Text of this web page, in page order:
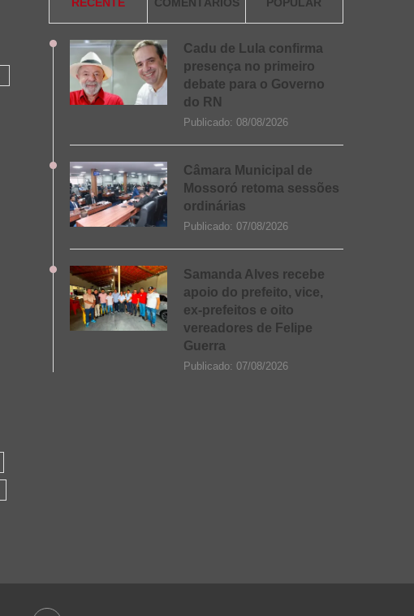
Cadu de Lula confirma
presença no primeiro
debate para o Governo
do RN
Publicado: 08/08/2026
Câmara Municipal de
Mossoró retoma sessões
ordinárias
Publicado: 07/08/2026
Samanda Alves recebe
apoio do prefeito, vice,
ex-prefeitos e oito
vereadores de Felipe
Guerra
Publicado: 07/08/2026